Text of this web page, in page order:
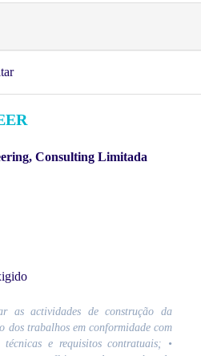
Consulting Limitada
as actividades de construção da
dos trabalhos em conformidade com
técnicas e requisitos contratuais; •